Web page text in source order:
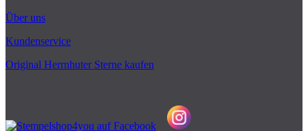
Über uns
Kundenservice
Original Herrnhuter Sterne kaufen